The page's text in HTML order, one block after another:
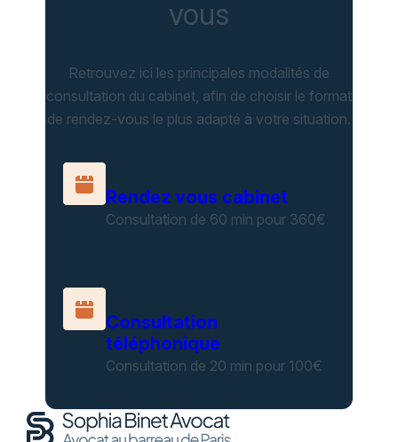
vous
Retrouvez ici les principales modalités de
consultation du cabinet, afin de choisir le format
de rendez-vous le plus adapté à votre situation.
Rendez vous cabinet
Consultation de 60 min pour 360€
Consultation
téléphonique
Consultation de 20 min pour 100€